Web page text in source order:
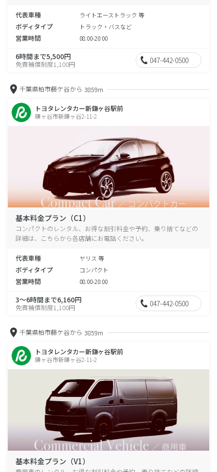
代表車種 ライトエーストラック 等
ボディタイプ トラック・バスなど
営業時間 08:00-20:00
6時間まで5,500円
免責補償制度1,100円 047-442-0500
千葉県柏市藤ケ谷から 3859m
トヨタレンタカー新鎌ヶ谷駅前
鎌ヶ谷市新鎌ヶ谷2-11-2
基本料金プラン（C1）
コンパクトのレンタル、お得な割引料金や予約、乗り捨てなどの
詳細は、こちらから各店舗にお電話ください。
代表車種 ヤリス 等
ボディタイプ コンパクト
営業時間 08:00-20:00
3～6時間まで6,160円
免責補償制度1,100円 047-442-0500
千葉県柏市藤ケ谷から 3859m
トヨタレンタカー新鎌ヶ谷駅前
鎌ヶ谷市新鎌ヶ谷2-11-2
基本料金プラン（V1）